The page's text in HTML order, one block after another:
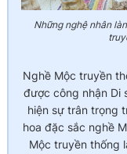
Những nghệ nhân
Nghề Mộc truyền
được công nhận Di
hiện sự trân trọng
hoa đặc sắc nghề
Mộc truyền thống